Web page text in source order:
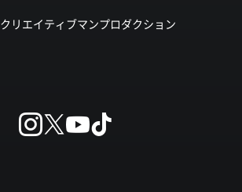
クリエイティブマンプロダクション